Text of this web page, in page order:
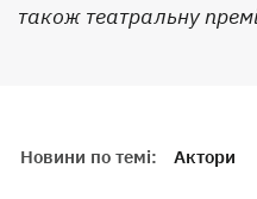
також театральну
Новини по темі: Актори